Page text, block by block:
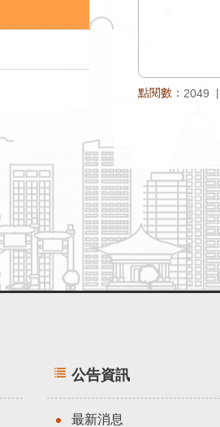
點閱數： 2049
公告資訊
最新消息